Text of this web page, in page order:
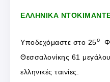
ΕΛΛΗΝΙΚΑ
Υποδεχόμαστε στο 25ο
Θεσσαλονίκης 61
ελληνικές ταινίες.